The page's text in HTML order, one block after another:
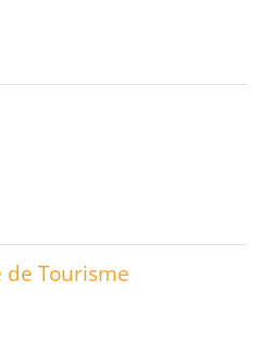
de Tourisme